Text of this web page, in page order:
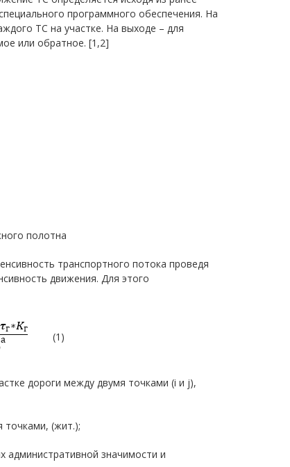
программного обеспечения. На
ТС на участке. На выходе – для
или обратное. [1,2]
полотна
транспортного потока проведя
движения. Для этого
(1)
дороги между двумя точками (i и j),
точками, (жит.);
административной значимости и